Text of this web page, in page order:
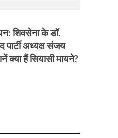
शिवसेना के डॉ.
पार्टी अध्यक्ष संजय
क्या हैं सियासी मायने?